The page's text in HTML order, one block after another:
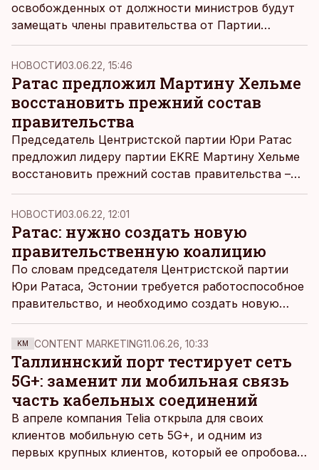
освобожденных от должности министров будут
замещать члены правительства от Партии
реформ, передает пресс-служба правительства.
НОВОСТИ03.06.22, 15:46
Ратас предложил Мартину Хельме
восстановить прежний состав
правительства
Председатель Центристской партии Юри Ратас
предложил лидеру партии EKRE Мартину Хельме
восстановить прежний состав правительства –
союз центристов, консерваторов и
отечественников.
НОВОСТИ03.06.22, 12:01
Ратас: нужно создать новую
правительственную коалицию
По словам председателя Центристской партии
Юри Ратаса, Эстонии требуется работоспособное
правительство, и необходимо создать новую
правительственную коалицию.
KM CONTENT MARKETING11.06.26, 10:33
Таллиннский порт тестирует сеть
5G+: заменит ли мобильная связь
часть кабельных соединений
В апреле компания Telia открыла для своих
клиентов мобильную сеть 5G+, и одним из
первых крупных клиентов, который ее опробовал,